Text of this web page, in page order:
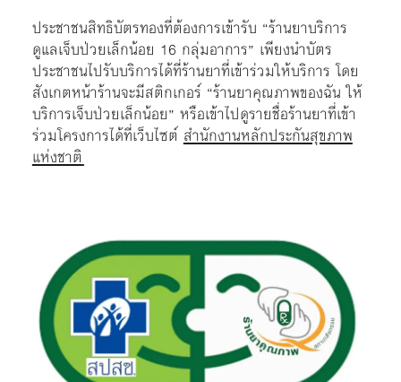
ประชาชนสิทธิบัตรทองที่ต้องการเข้ารับ “ร้านยาบริการ
ดูแลเจ็บป่วยเล็กน้อย 16 กลุ่มอาการ” เพียงนำบัตร
ประชาชนไปรับบริการได้ที่ร้านยาที่เข้าร่วมให้บริการ โดย
สังเกตหน้าร้านจะมีสติกเกอร์ “ร้านยาคุณภาพของฉัน ให้
บริการเจ็บป่วยเล็กน้อย” หรือเข้าไปดูรายชื่อร้านยาที่เข้า
ร่วมโครงการได้ที่เว็บไซต์สำนักงานหลักประกันสุขภาพ
แห่งชาติ